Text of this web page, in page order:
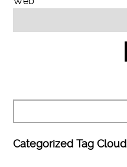
Categorized Tag Cloud